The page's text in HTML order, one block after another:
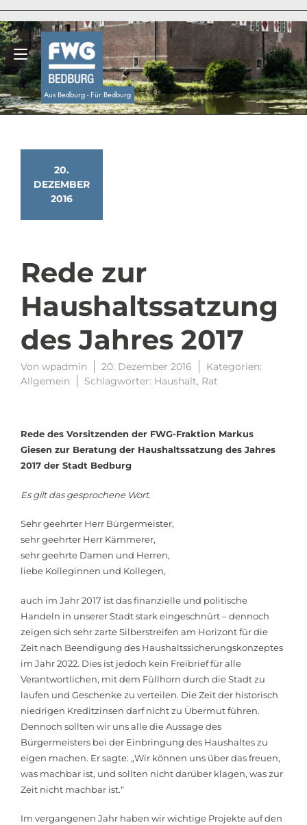
springen
Aus Bedburg - Für Bedburg
Navigation umschalten
20.
DEZEMBER
2016
Rede zur
Haushaltssatzung
des Jahres 2017
Von wpadmin 20. Dezember 2016
Kategorien:
Allgemein
Schlagwörter: Haushalt, Rat
Rede des Vorsitzenden der FWG-Fraktion Markus
Giesen zur Beratung der Haushaltssatzung des Jahres
2017 der Stadt Bedburg
Es gilt das gesprochene Wort.
Sehr geehrter Herr Bürgermeister,
sehr geehrter Herr Kämmerer,
sehr geehrte Damen und Herren,
liebe Kolleginnen und Kollegen,
auch im Jahr 2017 ist das finanzielle und politische
Handeln in unserer Stadt stark eingeschnürt – dennoch
zeigen sich sehr zarte Silberstreifen am Horizont für die
Zeit nach Beendigung des Haushaltssicherungskonzeptes
im Jahr 2022. Dies ist jedoch kein Freibrief für alle
Verantwortlichen, mit dem Füllhorn durch die Stadt zu
laufen und Geschenke zu verteilen. Die Zeit der historisch
niedrigen Kreditzinsen darf nicht zu Übermut führen.
Dennoch sollten wir uns alle die Aussage des
Bürgermeisters bei der Einbringung des Haushaltes zu
eigen machen. Er sagte: „Wir können uns über das freuen,
was machbar ist, und sollten nicht darüber klagen, was zur
Zeit nicht machbar ist.“
Im vergangenen Jahr haben wir wichtige Projekte auf den